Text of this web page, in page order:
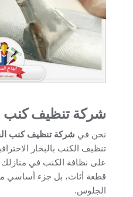
شركة تنظيف كنب
نحن في شركة تنظيف كنب
تنظيف الكنب بالبخار
على نظافة الكنب في
قطعة أثاث، بل جزء أساسي
الجلوس.